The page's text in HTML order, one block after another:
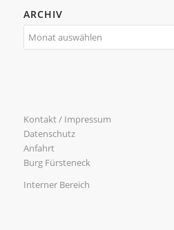
ARCHIV
Kontakt / Impressum
Datenschutz
Anfahrt
Burg Fürsteneck
Interner Bereich